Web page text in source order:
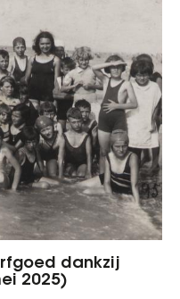
dankzij
2025)